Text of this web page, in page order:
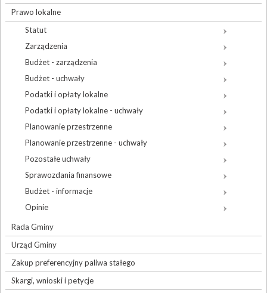
Prawo lokalne
Statut
Zarządzenia
Budżet - zarządzenia
Budżet - uchwały
Podatki i opłaty lokalne
Podatki i opłaty lokalne - uchwały
Planowanie przestrzenne
Planowanie przestrzenne - uchwały
Pozostałe uchwały
Sprawozdania finansowe
Budżet - informacje
Opinie
Rada Gminy
Urząd Gminy
Zakup preferencyjny paliwa stałego
Skargi, wnioski i petycje